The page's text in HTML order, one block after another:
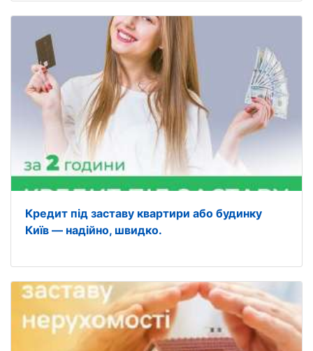
Кредит під заставу квартири або будинку
Київ — надійно, швидко.